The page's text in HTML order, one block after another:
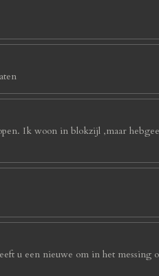
Ik woon in blokzijl ,maar
u een nieuwe om in het messing